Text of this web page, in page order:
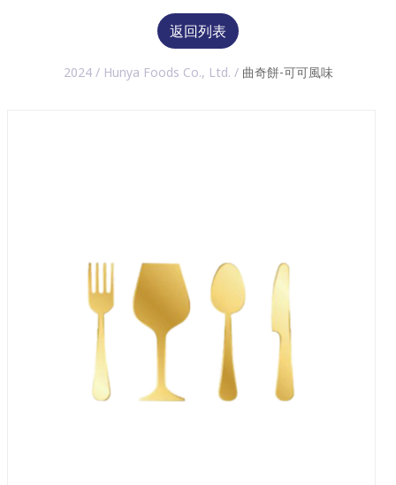
返回列表
2024 / Hunya Foods Co., Ltd. / 曲奇餅-可可風味